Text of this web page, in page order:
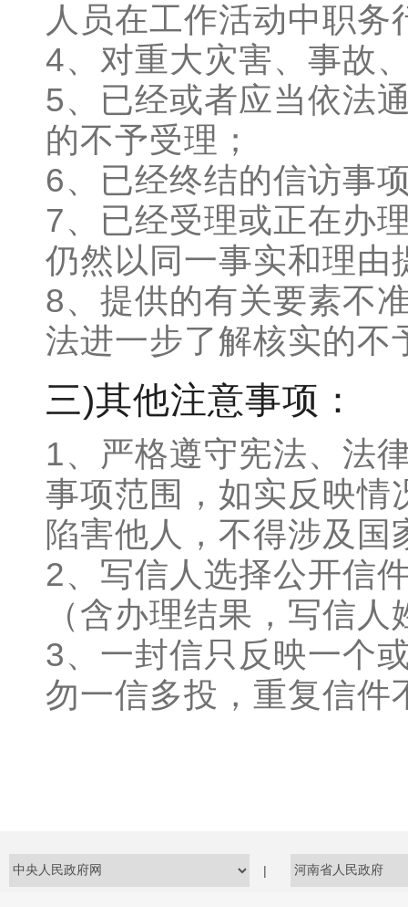
人员在工作活动中职
4、对重大灾害、事故
5、已经或者应当依法
的不予受理；
6、已经终结的信访事
7、已经受理或正在办
仍然以同一事实和理由
8、提供的有关要素不
法进一步了解核实的不
三)其他注意事项：
1、严格遵守宪法、法
事项范围，如实反映情
陷害他人，不得涉及国
2、写信人选择公开信
（含办理结果，写信
3、一封信只反映一个
勿一信多投，重复信件
|